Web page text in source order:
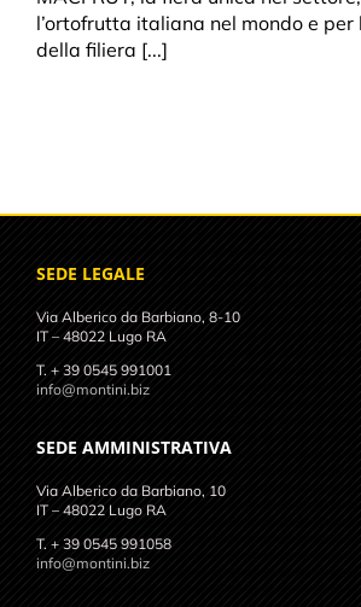
l’ortofrutta italiana nel mondo e per
della filiera [...]
SEDE LEGALE
Via Alberico da Barbiano, 8-10
IT – 48022 Lugo RA
T. + 39 0545 991001
info@montini.biz
SEDE AMMINISTRATIVA
Via Alberico da Barbiano, 10
IT – 48022 Lugo RA
T. + 39 0545 991058
info@montini.biz